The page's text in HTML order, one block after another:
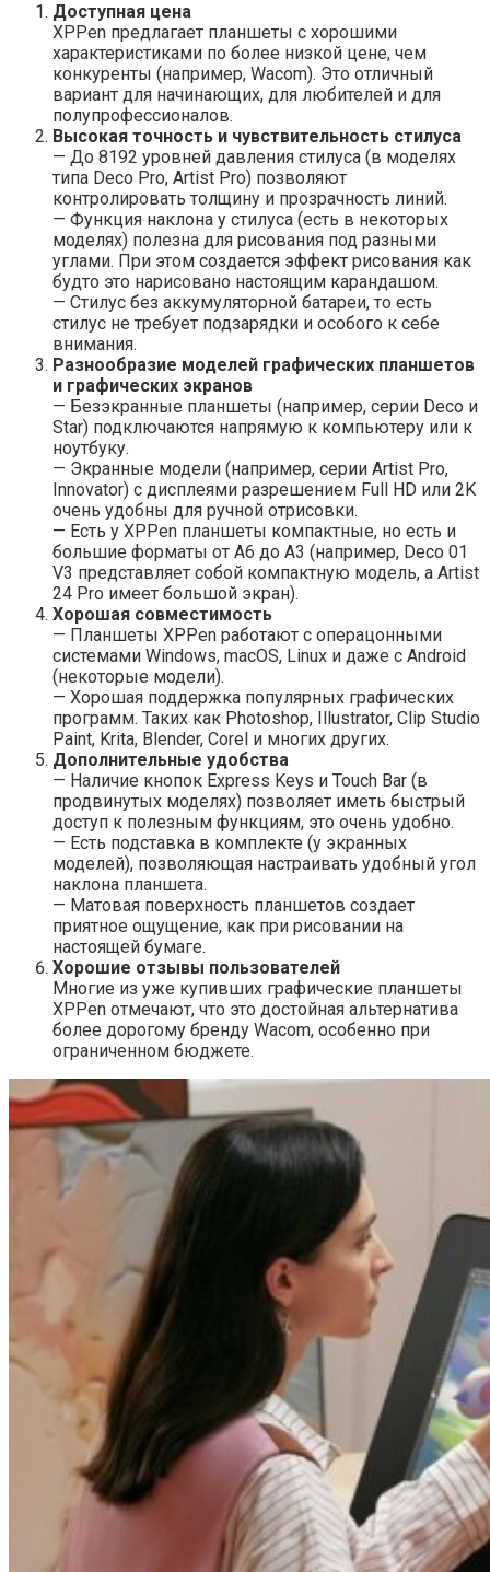
Доступная цена
XPPen предлагает планшеты с хорошими
характеристиками по более низкой цене, чем
конкуренты (например, Wacom). Это отличный
вариант для начинающих, для любителей и для
полупрофессионалов.
Высокая точность и чувствительность стилуса
— До 8192 уровней давления стилуса (в моделях
типа Deco Pro, Artist Pro) позволяют
контролировать толщину и прозрачность линий.
— Функция наклона у стилуса (есть в некоторых
моделях) полезна для рисования под разными
углами. При этом создается эффект рисования как
будто это нарисовано настоящим карандашом.
— Стилус без аккумуляторной батареи, то есть
стилус не требует подзарядки и особого к себе
внимания.
Разнообразие моделей графических планшетов
и графических экранов
— Безэкранные планшеты (например, серии Deco и
Star) подключаются напрямую к компьютеру или к
ноутбуку.
— Экранные модели (например, серии Artist Pro,
Innovator) с дисплеями разрешением Full HD или 2K
очень удобны для ручной отрисовки.
— Есть у XPPen планшеты компактные, но есть и
большие форматы от A6 до A3 (например, Deco 01
V3 представляет собой компактную модель, а Artist
24 Pro имеет большой экран).
Хорошая совместимость
— Планшеты XPPen работают с операцонными
системами Windows, macOS, Linux и даже с Android
(некоторые модели).
— Хорошая поддержка популярных графических
программ. Таких как Photoshop, Illustrator, Clip Studio
Paint, Krita, Blender, Corel и многих других.
Дополнительные удобства
— Наличие кнопок Express Keys и Touch Bar (в
продвинутых моделях) позволяет иметь быстрый
доступ к полезным функциям, это очень удобно.
— Есть подставка в комплекте (у экранных
моделей), позволяющая настраивать удобный угол
наклона планшета.
— Матовая поверхность планшетов создает
приятное ощущение, как при рисовании на
настоящей бумаге.
Хорошие отзывы пользователей
Многие из уже купивших графические планшеты
XPPen отмечают, что это достойная альтернатива
более дорогому бренду Wacom, особенно при
ограниченном бюджете.